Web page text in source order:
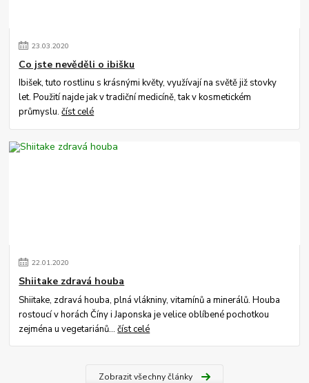
23.03.2020
Co jste nevěděli o ibišku
Ibišek, tuto rostlinu s krásnými květy, využívají na světě již stovky
let. Použití najde jak v tradiční medicíně, tak v kosmetickém
průmyslu.číst celé
22.01.2020
Shiitake zdravá houba
Shiitake, zdravá houba, plná vlákniny, vitamínů a minerálů. Houba
rostoucí v horách Číny i Japonska je velice oblíbené pochotkou
zejména u vegetariánů...číst celé
Zobrazit všechny články